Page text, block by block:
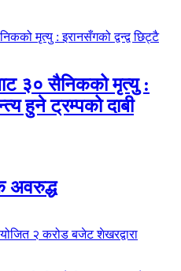
३० सैनिकको मृत्यु :
हुने ट्रम्पको दाबी
अवरुद्ध